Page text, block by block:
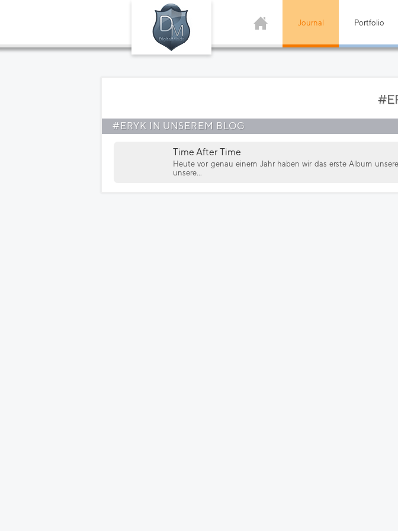
Journal Portfolio
#ERYK IN UNSEREM BLOG
Time After Time
Heute vor genau einem Jahr haben wir das erste Album
unsere...